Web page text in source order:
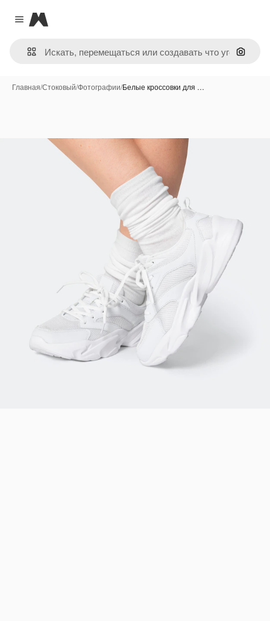
Close menu
Magnific
Поиск
Главная/Стоковый/Фотографии/Белые кроссовки для …